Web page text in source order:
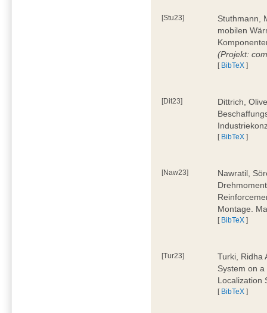
[Stu23]
Stuthmann,
mobilen
(Projekt:
[ BibTeX ]
[Dit23]
Dittrich,
[ BibTeX ]
[Naw23]
Nawratil,
Montage.
[ BibTeX ]
[Tur23]
Turki, Ridha
System on
Localization
[ BibTeX ]